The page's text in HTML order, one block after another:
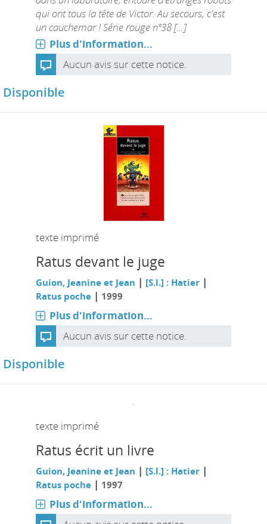
qui ont tous la tête de Victor. Au secours, c'est
un cauchemar ! Série rouge nº38 [...]
Plus d'information...
Aucun avis sur cette notice.
Disponible
texte imprimé
Ratus devant le juge
Guion, Jeanine et Jean | [S.l.] : Hatier|
Ratus poche| 1999
Plus d'information...
Aucun avis sur cette notice.
Disponible
texte imprimé
Ratus écrit un livre
Guion, Jeanine et Jean | [S.l.] : Hatier|
Ratus poche| 1997
Plus d'information...